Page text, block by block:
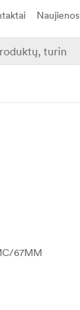
Naujienos
67MM